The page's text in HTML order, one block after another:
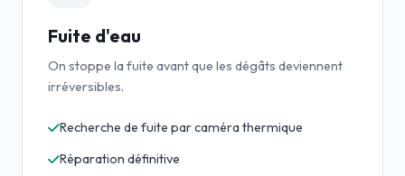
Fuite d'eau
On stoppe la fuite avant que les dégâts deviennent
irréversibles.
Recherche de fuite par caméra thermique
Réparation définitive